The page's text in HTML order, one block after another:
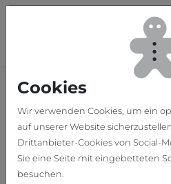
Home Produkte
Cookies
Wir verwenden Cookies, um ein
auf unserer Website
Drittanbieter-Cookies von Social-
Sie eine Seite mit eingebetteten
besuchen.